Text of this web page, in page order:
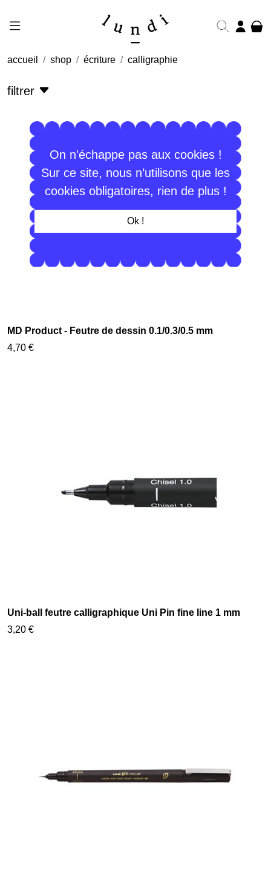
On n'échappe pas aux cookies !
Sur ce site, nous n’utilisons que les
cookies obligatoires, rien de plus !
Ok !
accueil shop écriture calligraphie
filtrer
MD Product - Feutre de dessin 0.1/0.3/0.5 mm
4,70 €
Uni-ball feutre calligraphique Uni Pin fine line 1 mm
3,20 €